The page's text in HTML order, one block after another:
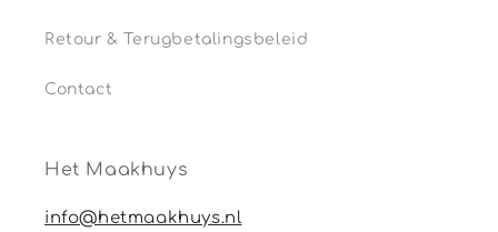
Retour & Terugbetalingsbeleid
Contact
Het Maakhuys
info@hetmaakhuys.nl